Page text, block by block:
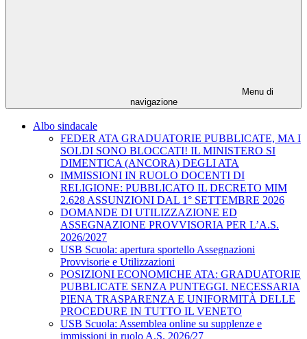
Menu di
navigazione
Albo sindacale
FEDER ATA GRADUATORIE PUBBLICATE, MA I
SOLDI SONO BLOCCATI! IL MINISTERO SI
DIMENTICA (ANCORA) DEGLI ATA
IMMISSIONI IN RUOLO DOCENTI DI
RELIGIONE: PUBBLICATO IL DECRETO MIM
2.628 ASSUNZIONI DAL 1° SETTEMBRE 2026
DOMANDE DI UTILIZZAZIONE ED
ASSEGNAZIONE PROVVISORIA PER L’A.S.
2026/2027
USB Scuola: apertura sportello Assegnazioni
Provvisorie e Utilizzazioni
POSIZIONI ECONOMICHE ATA: GRADUATORIE
PUBBLICATE SENZA PUNTEGGI. NECESSARIA
PIENA TRASPARENZA E UNIFORMITÀ DELLE
PROCEDURE IN TUTTO IL VENETO
USB Scuola: Assemblea online su supplenze e
immissioni in ruolo A.S. 2026/27